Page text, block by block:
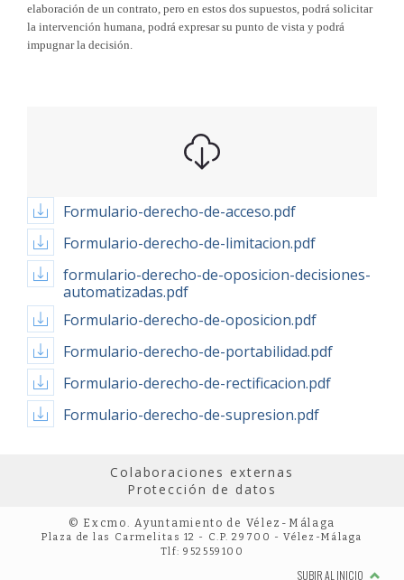
elaboración de un contrato, pero en estos dos supuestos, podrá solicitar
la intervención humana, podrá expresar su punto de vista y podrá
impugnar la decisión.
Formulario-derecho-de-acceso.pdf
Formulario-derecho-de-limitacion.pdf
formulario-derecho-de-oposicion-decisiones-
automatizadas.pdf
Formulario-derecho-de-oposicion.pdf
Formulario-derecho-de-portabilidad.pdf
Formulario-derecho-de-rectificacion.pdf
Formulario-derecho-de-supresion.pdf
Colaboraciones externas
Protección de datos
© Excmo. Ayuntamiento de Vélez-Málaga
Plaza de las Carmelitas 12 - C.P. 29700 - Vélez-Málaga
Tlf: 952559100
SUBIR AL INICIO